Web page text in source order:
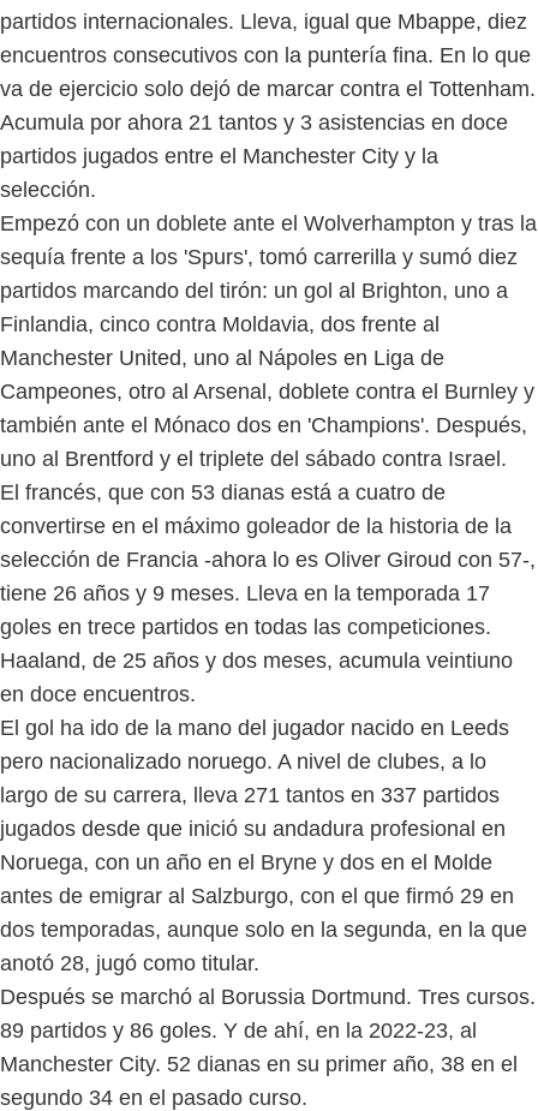
partidos internacionales. Lleva, igual que Mbappe, diez
encuentros consecutivos con la puntería fina. En lo que
va de ejercicio solo dejó de marcar contra el Tottenham.
Acumula por ahora 21 tantos y 3 asistencias en doce
partidos jugados entre el Manchester City y la
selección.
Empezó con un doblete ante el Wolverhampton y tras la
sequía frente a los 'Spurs', tomó carrerilla y sumó diez
partidos marcando del tirón: un gol al Brighton, uno a
Finlandia, cinco contra Moldavia, dos frente al
Manchester United, uno al Nápoles en Liga de
Campeones, otro al Arsenal, doblete contra el Burnley y
también ante el Mónaco dos en 'Champions'. Después,
uno al Brentford y el triplete del sábado contra Israel.
El francés, que con 53 dianas está a cuatro de
convertirse en el máximo goleador de la historia de la
selección de Francia -ahora lo es Oliver Giroud con 57-,
tiene 26 años y 9 meses. Lleva en la temporada 17
goles en trece partidos en todas las competiciones.
Haaland, de 25 años y dos meses, acumula veintiuno
en doce encuentros.
El gol ha ido de la mano del jugador nacido en Leeds
pero nacionalizado noruego. A nivel de clubes, a lo
largo de su carrera, lleva 271 tantos en 337 partidos
jugados desde que inició su andadura profesional en
Noruega, con un año en el Bryne y dos en el Molde
antes de emigrar al Salzburgo, con el que firmó 29 en
dos temporadas, aunque solo en la segunda, en la que
anotó 28, jugó como titular.
Después se marchó al Borussia Dortmund. Tres cursos.
89 partidos y 86 goles. Y de ahí, en la 2022-23, al
Manchester City. 52 dianas en su primer año, 38 en el
segundo 34 en el pasado curso.